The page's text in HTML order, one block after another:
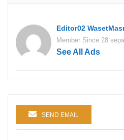
Editor02
Member Since 28
See All Ads
SEND EMAIL